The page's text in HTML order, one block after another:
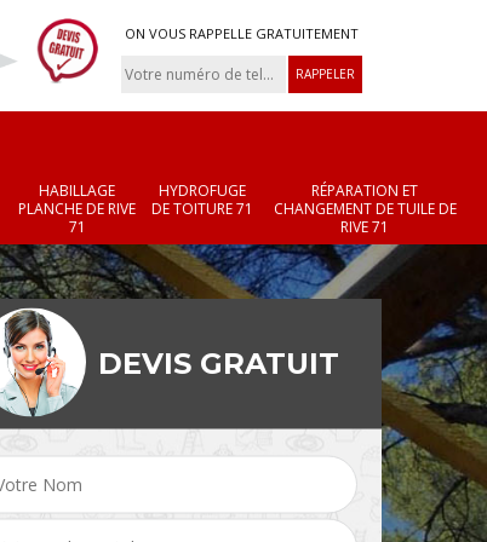
ON VOUS RAPPELLE GRATUITEMENT
HABILLAGE
PLANCHE DE RIVE
71
HYDROFUGE
DE TOITURE 71
RÉPARATION ET
CHANGEMENT DE TUILE DE
RIVE 71
Changement de velux
71
Réparation et
changement de
et faîtage 71
DEVIS GRATUIT